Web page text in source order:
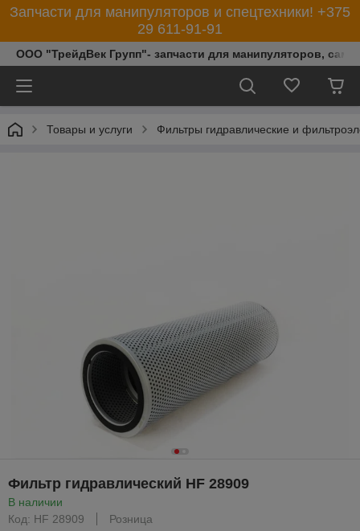
Запчасти для манипуляторов и спецтехники! +375
29 611-91-91
ООО "ТрейдВек Групп"- запчасти для манипуляторов,
Товары и услуги Фильтры гидравлические и
Фильтр гидравлический HF 28909
В наличии
Код: HF 28909
Розница